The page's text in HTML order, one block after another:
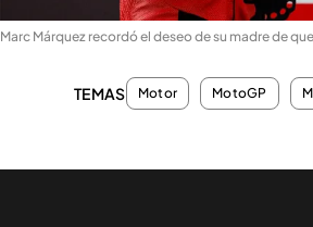
Marc Márquez recordó el deseo de su madre de
TEMAS Motor MotoGP